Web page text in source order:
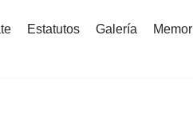
Estatutos Galería